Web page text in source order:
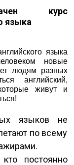
курс
языка
языка
новые
людям разных
английский,
живут и
языков не
по всему
постоянно